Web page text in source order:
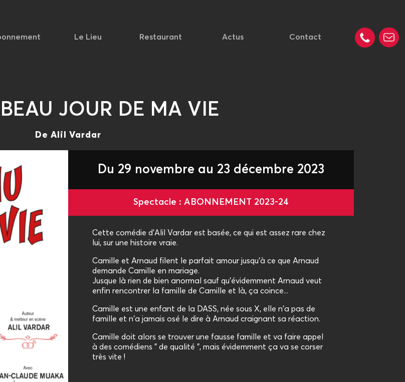
Le Lieu Restaurant Actus Contact
JOUR DE MA VIE
De Alil Vardar
Du 29 novembre au 23 décembre 2023
Spectacle : ABONNEMENT 2023-24
Cette comédie d'Alil Vardar est basée, ce qui est assez rare chez
lui, sur une histoire vraie.
Camille et Arnaud filent le parfait amour jusqu'à ce que Arnaud
demande Camille en mariage.
Jusque là rien de bien anormal sauf qu'évidemment Arnaud veut
enfin rencontrer la famille de Camille et là, ça coince...
Camille est une enfant de la DASS, née sous X, elle n'a pas de
famille et n'a jamais osé le dire à Arnaud craignant sa réaction.
Camille doit alors se trouver une fausse famille et va faire appel
à des comédiens " de qualité ", mais évidemment ça va se corser
très vite !